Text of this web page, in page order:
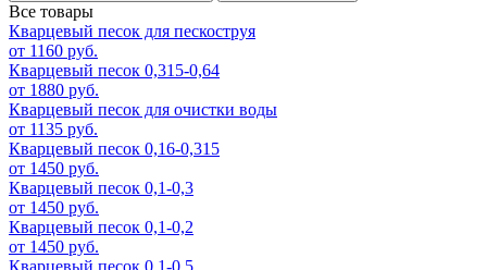
Все товары
Кварцевый песок для пескоструя
от 1160 руб.
Кварцевый песок 0,315-0,64
от 1880 руб.
Кварцевый песок для очистки воды
от 1135 руб.
Кварцевый песок 0,16-0,315
от 1450 руб.
Кварцевый песок 0,1-0,3
от 1450 руб.
Кварцевый песок 0,1-0,2
от 1450 руб.
Кварцевый песок 0,1-0,5